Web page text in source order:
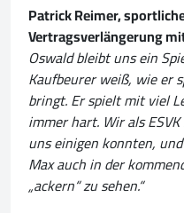
Patrick Reimer,
Vertragsverlängerung
Oswald bleibt uns ein
Kaufbeurer weiß, wie er
bringt. Er spielt mit viel
immer hart. Wir als
uns einigen konnten,
Max auch in der
„ackern“ zu sehen.“